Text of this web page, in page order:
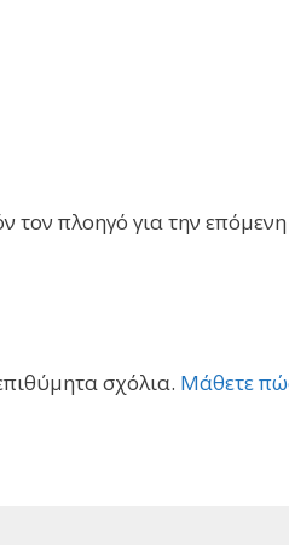
τον πλοηγό για την
σχόλια. Μάθετε